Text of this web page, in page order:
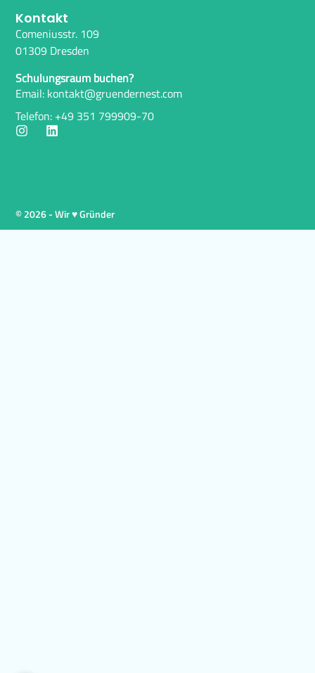
Kontakt
Comeniusstr. 109
01309 Dresden
Schulungsraum buchen?
Email: kontakt@gruendernest.com
Telefon: +49 351 799909-70
© 2026 - Wir ♥ Gründer